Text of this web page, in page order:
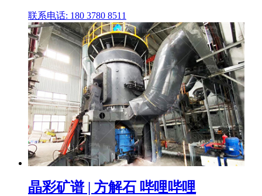
联系电话: 180 3780 8511
晶彩矿谱 | 方解石 哔哩哔哩